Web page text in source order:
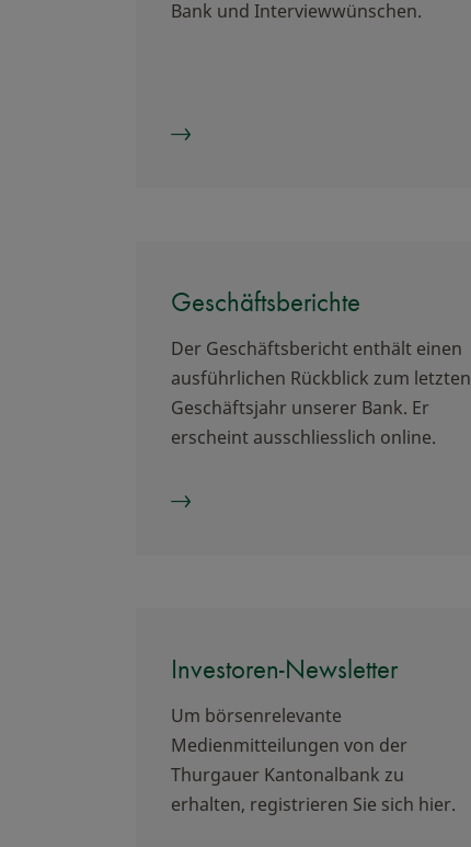
Bank und Interviewwünschen.
Geschäftsberichte
Der Geschäftsbericht enthält einen
ausführlichen Rückblick zum letzten
Geschäftsjahr unserer Bank. Er
erscheint ausschliesslich online.
Investoren-Newsletter
Um börsenrelevante
Medienmitteilungen von der
Thurgauer Kantonalbank zu
erhalten, registrieren Sie sich hier.